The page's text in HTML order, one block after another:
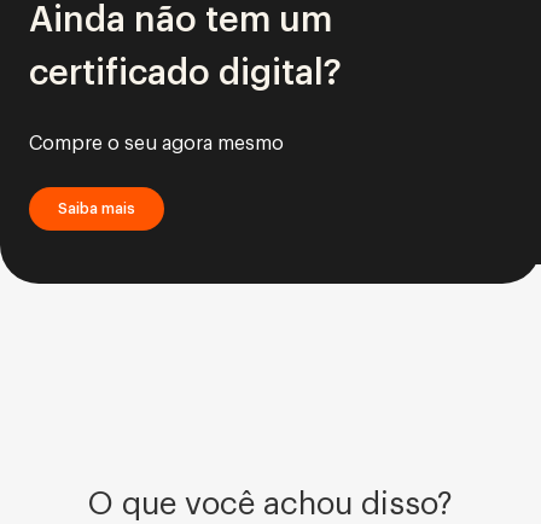
Ainda não tem um
certificado digital?
Compre o seu agora mesmo
Saiba mais
O que você achou disso?